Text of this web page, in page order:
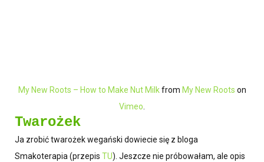
My New Roots – How to Make Nut Milkfrom My New Roots on
Vimeo
Twarożek
Ja zrobić twarożek wegański dowiecie się z bloga
Smakoterapia (przepis TU). Jeszcze nie próbowałam, ale opis